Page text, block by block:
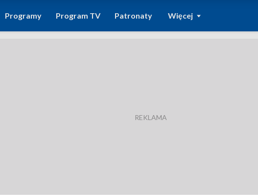
Programy Program TV Patronaty Więcej